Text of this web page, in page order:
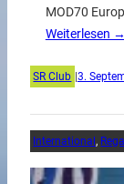
MOD70
Weiterlesen →
SR Club 3.
International,